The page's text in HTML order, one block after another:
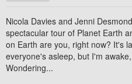
Nicola Davies and Jenni
spectacular tour of Planet Earth
on Earth are you, right now? It's
everyone's asleep, but I'm
Wondering...